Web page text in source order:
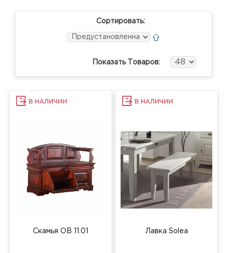
Сортировать:
Показать Товаров:
Скамья ОВ 11.01 Лавка Solea